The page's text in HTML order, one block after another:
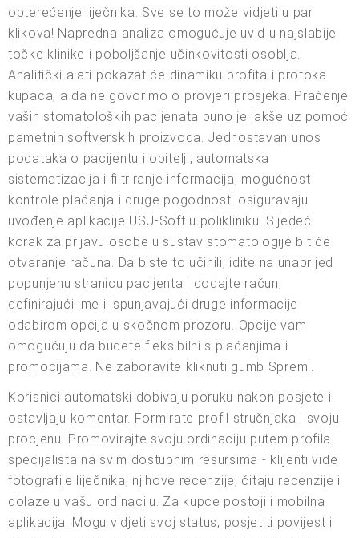
opterećenje liječnika. Sve se to može vidjeti u par
klikova! Napredna analiza omogućuje uvid u najslabije
točke klinike i poboljšanje učinkovitosti osoblja.
Analitički alati pokazat će dinamiku profita i protoka
kupaca, a da ne govorimo o provjeri prosjeka. Praćenje
vaših stomatoloških pacijenata puno je lakše uz pomoć
pametnih softverskih proizvoda. Jednostavan unos
podataka o pacijentu i obitelji, automatska
sistematizacija i filtriranje informacija, mogućnost
kontrole plaćanja i druge pogodnosti osiguravaju
uvođenje aplikacije USU-Soft u polikliniku. Sljedeći
korak za prijavu osobe u sustav stomatologije bit će
otvaranje računa. Da biste to učinili, idite na unaprijed
popunjenu stranicu pacijenta i dodajte račun,
definirajući ime i ispunjavajući druge informacije
odabirom opcija u skočnom prozoru. Opcije vam
omogućuju da budete fleksibilni s plaćanjima i
promocijama. Ne zaboravite kliknuti gumb Spremi.
Korisnici automatski dobivaju poruku nakon posjete i
ostavljaju komentar. Formirate profil stručnjaka i svoju
procjenu. Promovirajte svoju ordinaciju putem profila
specijalista na svim dostupnim resursima - klijenti vide
fotografije liječnika, njihove recenzije, čitaju recenzije i
dolaze u vašu ordinaciju. Za kupce postoji i mobilna
aplikacija. Mogu vidjeti svoj status, posjetiti povijest i